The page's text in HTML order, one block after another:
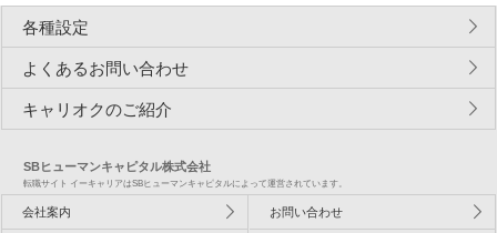
各種設定
よくあるお問い合わせ
キャリオクのご紹介
SBヒューマンキャピタル株式会社
転職サイト イーキャリアはSBヒューマンキャピタルによって運営されています。
会社案内 お問い合わせ